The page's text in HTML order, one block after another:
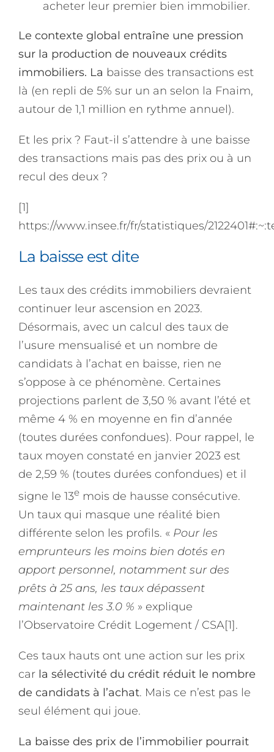
acheter leur premier bien immobilier.
Le contexte global entraîne une pression
sur la production de nouveaux crédits
immobiliers. La baisse des transactions est
là (en repli de 5% sur un an selon la Fnaim,
autour de 1,1 million en rythme annuel).
Et les prix ? Faut-il s’attendre à une baisse
des transactions mais pas des prix ou à un
recul des deux ?
[1]
https://www.insee.fr/fr/statistiques/
La baisse est dite
Les taux des crédits immobiliers devraient
continuer leur ascension en 2023.
Désormais, avec un calcul des taux de
l’usure mensualisé et un nombre de
candidats à l’achat en baisse, rien ne
s’oppose à ce phénomène. Certaines
projections parlent de 3,50 % avant l’été et
même 4 % en moyenne en fin d’année
(toutes durées confondues). Pour rappel, le
taux moyen constaté en janvier 2023 est
de 2,59 % (toutes durées confondues) et il
signe le 13e mois de hausse consécutive.
Un taux qui masque une réalité bien
différente selon les profils. « Pour les
emprunteurs les moins bien dotés en
apport personnel, notamment sur des
prêts à 25 ans, les taux dépassent
maintenant les 3.0 % » explique
l’Observatoire Crédit Logement / CSA[1].
Ces taux hauts ont une action sur les prix
car la sélectivité du crédit réduit le nombre
de candidats à l’achat. Mais ce n’est pas le
seul élément qui joue.
La baisse des prix de l’immobilier pourrait